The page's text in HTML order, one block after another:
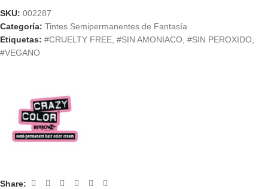
SKU: 002287
Categoría: Tintes Semipermanentes de Fantasía
Etiquetas: #CRUELTY FREE, #SIN AMONIACO, #SIN PEROXIDO,
#VEGANO
Share: